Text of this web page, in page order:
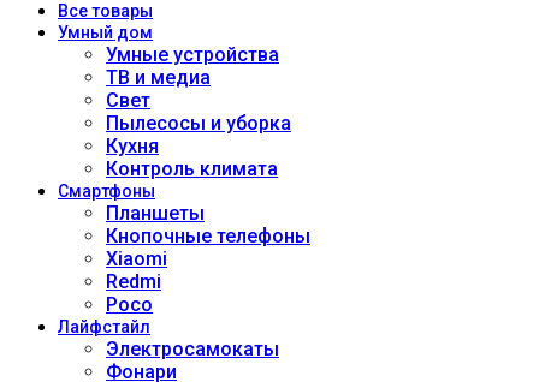
Всетовары
Умный дом
Умные устройства
ТВ и медиа
Свет
Пылесосы и уборка
Кухня
Контроль климата
Смартфоны
Планшеты
Кнопочные телефоны
Xiaomi
Redmi
Poco
Лайфстайл
Электросамокаты
Фонари